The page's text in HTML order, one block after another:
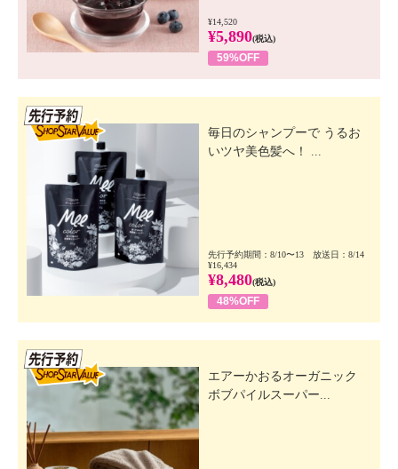
¥14,520
¥5,890(税込)
59%OFF
毎日のシャンプーで うるお
いツヤ美色髪へ！ ...
先行予約期間：8/10〜13 放送日：8/14
¥16,434
¥8,480(税込)
48%OFF
エアーかおるオーガニック
ボブパイルスーパー...